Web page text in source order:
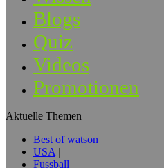
Blogs
Quiz
Videos
Promotionen
Aktuelle Themen
Best of watson
USA
Fussball